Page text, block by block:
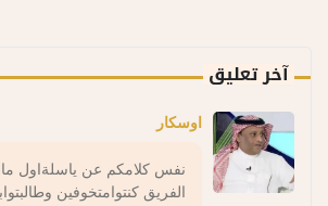
آخر تعليق
اوسكار
نفس كلامكم عن ياسلةاول
الفريق كنتوامتخوفين